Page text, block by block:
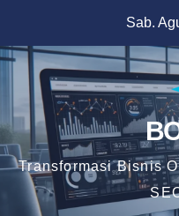
content
Sab.
Transformasi Bisnis